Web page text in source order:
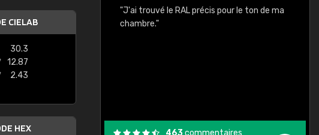
CIELAB
30.3
12.87
2.43
HEX
voir clairement quels
Il y a plusieurs
Design, etc. On ne
La livraison s'est
reçu me convient."
"J'ai trouvé le RAL précis pour le ton de ma
chambre."
463commentaires